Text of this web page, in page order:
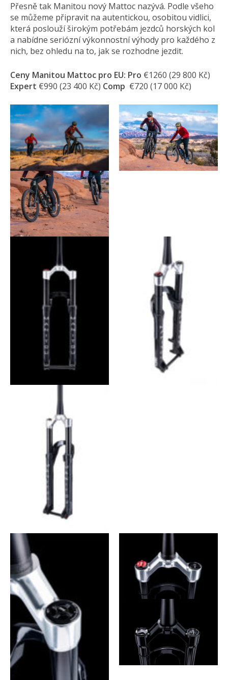
Přesně tak Manitou nový Mattoc nazývá. Podle všeho
se můžeme připravit na autentickou, osobitou vidlici,
která poslouží širokým potřebám jezdců horských kol
a nabídne seriózní výkonnostní výhody pro každého z
nich, bez ohledu na to, jak se rozhodne jezdit.
Ceny Manitou Mattoc pro EU: Pro €1260 (29 800 Kč)
Expert €990 (23 400 Kč) Comp €720 (17 000 Kč)